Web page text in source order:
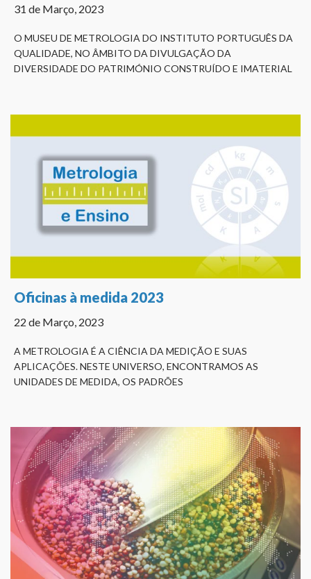
31 de Março, 2023
O MUSEU DE METROLOGIA DO INSTITUTO PORTUGUÊS DA
QUALIDADE, NO ÂMBITO DA DIVULGAÇÃO DA
DIVERSIDADE DO PATRIMÓNIO CONSTRUÍDO E IMATERIAL
Oficinas à medida 2023
22 de Março, 2023
A METROLOGIA É A CIÊNCIA DA MEDIÇÃO E SUAS
APLICAÇÕES. NESTE UNIVERSO, ENCONTRAMOS AS
UNIDADES DE MEDIDA, OS PADRÕES